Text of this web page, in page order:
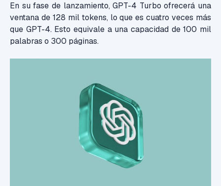
En su fase de lanzamiento, GPT-4 Turbo ofrecerá una
ventana de 128 mil tokens, lo que es cuatro veces más
que GPT-4. Esto equivale a una capacidad de 100 mil
palabras o 300 páginas.